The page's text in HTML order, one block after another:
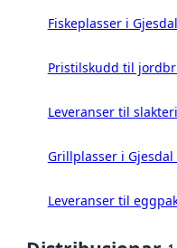
Fiskeplasser i
Pristilskudd til
Leveranser til
Grillplasser i
Leveranser til